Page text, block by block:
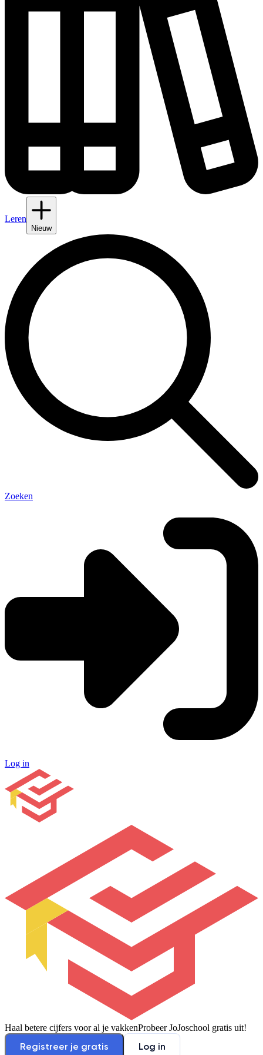
Leren
Nieuw
Zoeken
Log in
Haal betere cijfers voor al je vakkenProbeer JoJoschool gratis uit!
Registreer je gratis Log in